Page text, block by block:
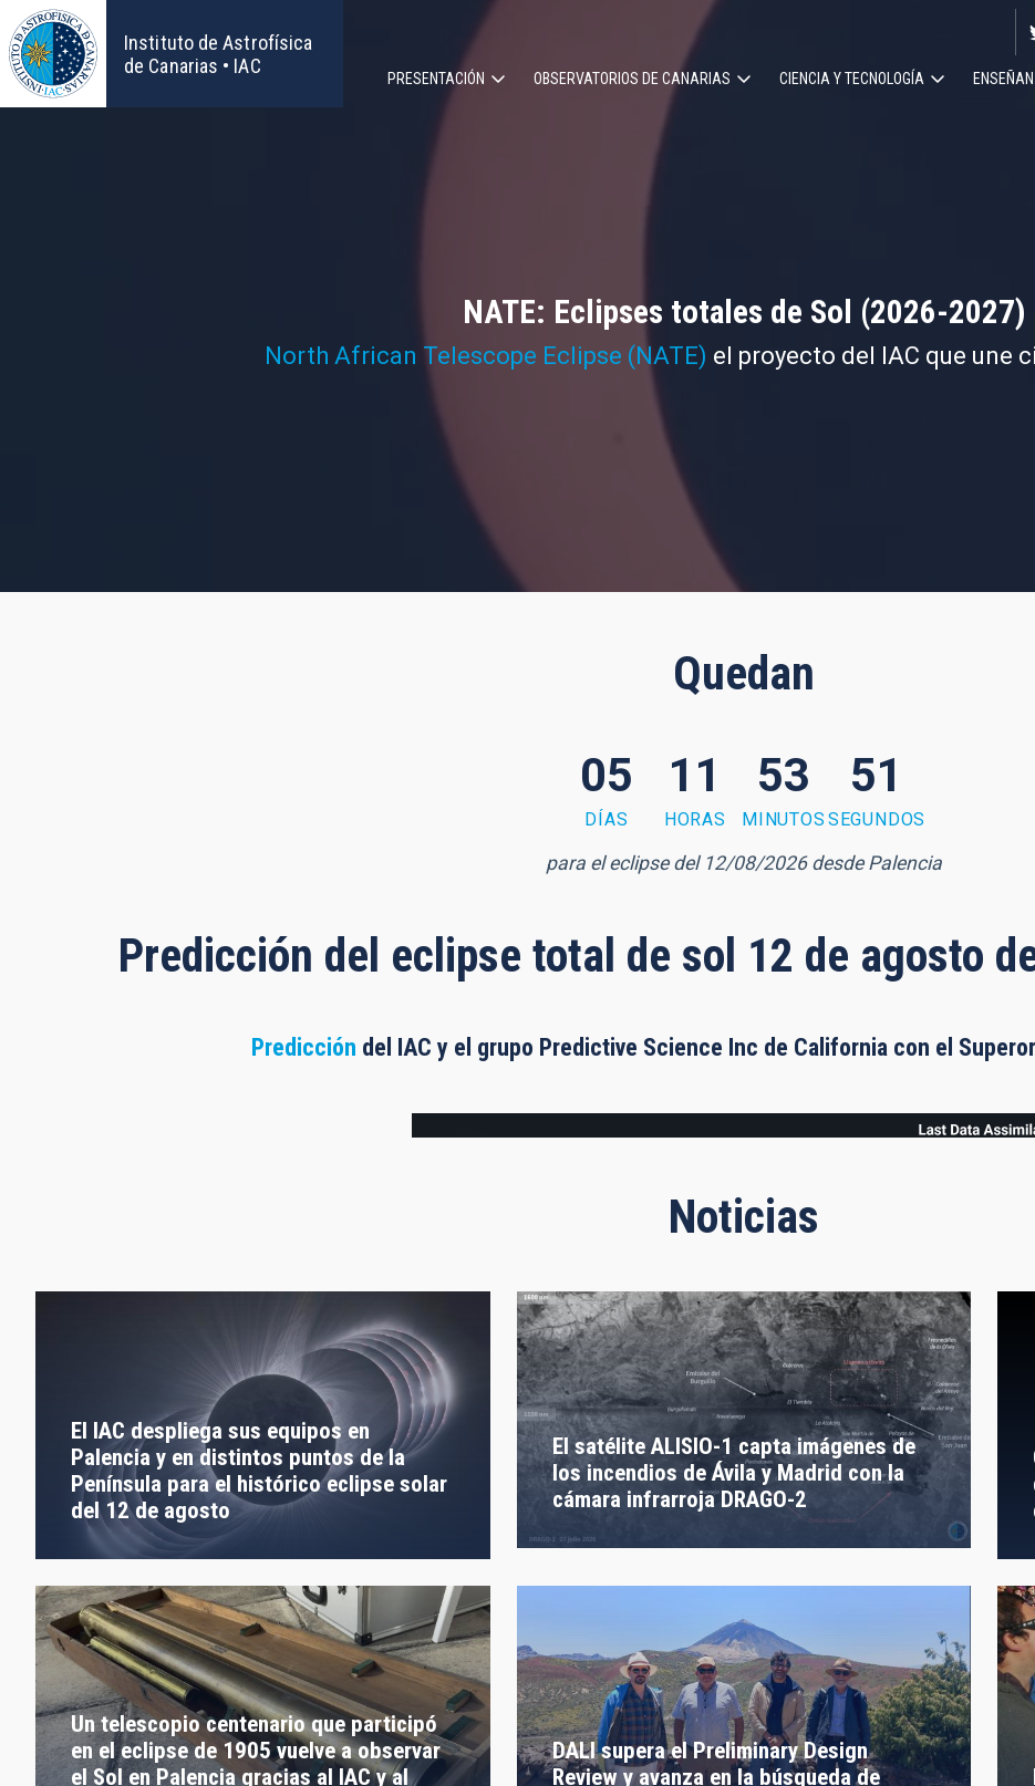
Pasar
al
contenido
principal
Instituto de Astrofísica
de Canarias • IAC
Navegación
principal
PRESENTACIÓN OBSERVATORIOS DE CANARIAS CIENCIA Y TECNOLOGÍA
NATE: Eclipses totales de Sol (2026-2027)
North African Telescope Eclipse (NATE) el proyecto del IAC que une
Quedan
05
DÍAS
11
HORAS
53
MINUTOS
49
SEGUNDOS
para el eclipse del 12/08/2026 desde Palencia
Predicción del eclipse total de sol 12 de agosto
Predicción del IAC y el grupo Predictive Science Inc de California con el
Noticias
El IAC despliega sus equipos en
Palencia y en distintos puntos de la
Península para el histórico eclipse solar
del 12 de agosto
El satélite ALISIO-1 capta imágenes de
los incendios de Ávila y Madrid con la
cámara infrarroja DRAGO-2
Un telescopio centenario que participó
en el eclipse de 1905 vuelve a observar
el Sol en Palencia gracias al IAC y al
DALI supera el Preliminary Design
Review y avanza en la búsqueda de